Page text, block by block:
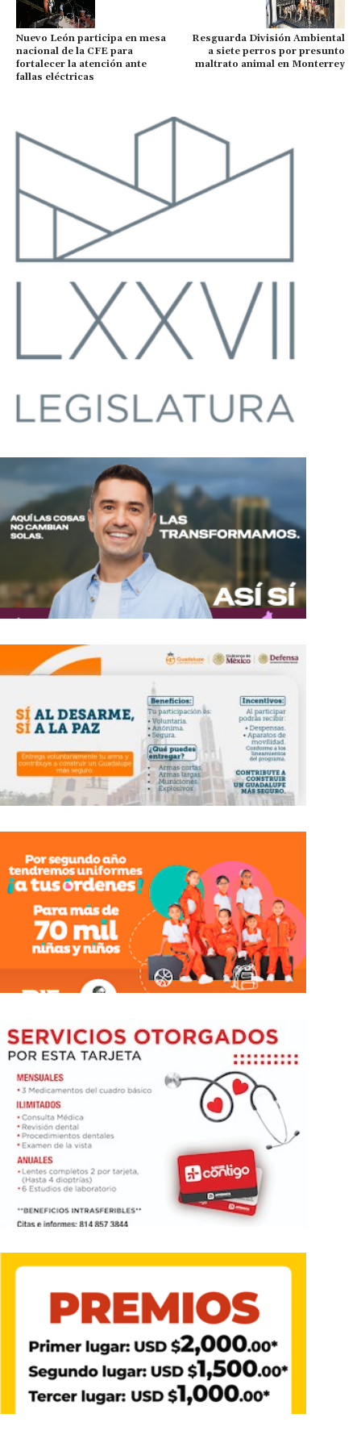
Nuevo León participa en mesa
nacional de la CFE para
fortalecer la atención ante
fallas eléctricas
Resguarda División Ambiental
a siete perros por presunto
maltrato animal en Monterrey